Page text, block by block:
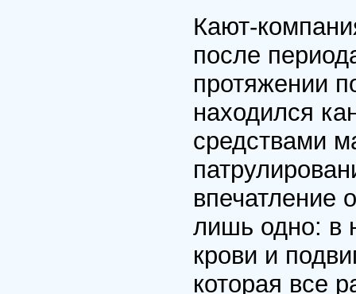
Кают-
после
протяжении
находился
средствами
впечатление
лишь одно: в
крови и
которая все